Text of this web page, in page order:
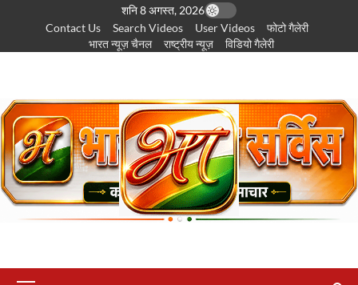
पर
शनि 8 अगस्त, 2026
Contact Us
Search Videos User Videos
फोटो गैलेरी
भारत न्यूज़ चैनल
राष्ट्रीय न्यूज़ विडियो गैलेरी